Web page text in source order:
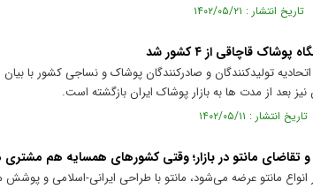
پوشاک قاچاقی از ۴ کشور شد
بعد از مدت ها به بازار پوشاک ایران بازگشته است.
و تقاضای مانتو در بازار؛ وقتی کشور‌های همسایه هم مشتری
انواع مانتو عرضه می‌شود، مانتو با طراحی ایرانی-اسلامی و